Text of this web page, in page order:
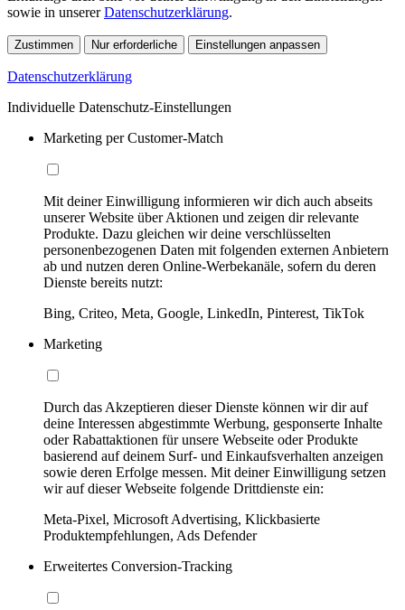
sowie in unsererDatenschutzerklärung.
Zustimmen Nur erforderliche Einstellungen anpassen
Datenschutzerklärung
Individuelle Datenschutz-Einstellungen
Marketing per Customer-Match
Mit deiner Einwilligung informieren wir dich auch abseits
unserer Website über Aktionen und zeigen dir relevante
Produkte. Dazu gleichen wir deine verschlüsselten
personenbezogenen Daten mit folgenden externen Anbietern
ab und nutzen deren Online-Werbekanäle, sofern du deren
Dienste bereits nutzt:
Bing, Criteo, Meta, Google, LinkedIn, Pinterest, TikTok
Marketing
Durch das Akzeptieren dieser Dienste können wir dir auf
deine Interessen abgestimmte Werbung, gesponserte Inhalte
oder Rabattaktionen für unsere Webseite oder Produkte
basierend auf deinem Surf- und Einkaufsverhalten anzeigen
sowie deren Erfolge messen. Mit deiner Einwilligung setzen
wir auf dieser Webseite folgende Drittdienste ein:
Meta-Pixel, Microsoft Advertising, Klickbasierte
Produktempfehlungen, Ads Defender
Erweitertes Conversion-Tracking